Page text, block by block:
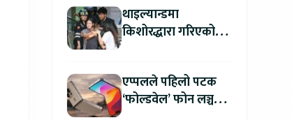
थाइल्यान्डमा
किशोरद्धारा गरिएको
एप्पलले पहिलो पटक
‘फोल्डवेल’ फोन लञ्च